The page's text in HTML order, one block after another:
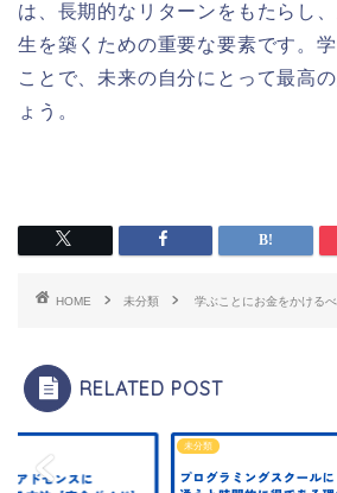
は、長期的なリターンをもたらし
生を築くための重要な要素です。
ことで、未来の自分にとって最高
ょう。
HOME 未分類 学ぶことにお金をかける
RELATED POST
未分類